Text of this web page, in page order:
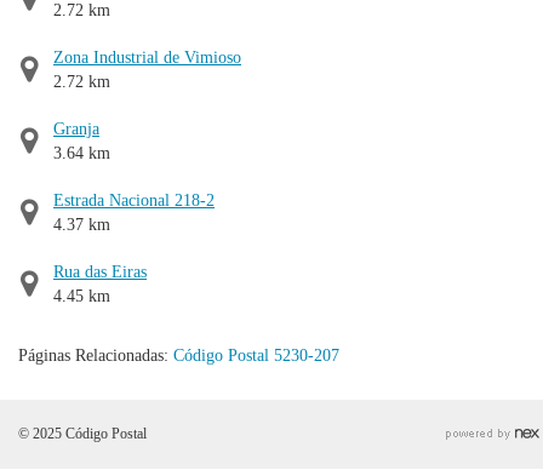
2.72 km
Zona Industrial de Vimioso
2.72 km
Granja
3.64 km
Estrada Nacional 218-2
4.37 km
Rua das Eiras
4.45 km
Páginas Relacionadas: Código Postal 5230-207
© 2025 Código Postal